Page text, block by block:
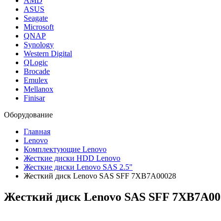
ASUS
Seagate
Microsoft
QNAP
Synology
Western Digital
QLogic
Brocade
Emulex
Mellanox
Finisar
Оборудование
Главная
Lenovo
Комплектующие Lenovo
Жесткие диски HDD Lenovo
Жесткие диски Lenovo SAS 2.5"
Жесткий диск Lenovo SAS SFF 7XB7A00028
Жесткий диск Lenovo SAS SFF